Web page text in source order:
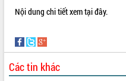
Kỳ họp thứ Hai, Hội đồng nhân dân
quan trọng
Triết thăm, tặng quà người có công với
Nội dung chi tiết xemtại đây.
Các tin khác